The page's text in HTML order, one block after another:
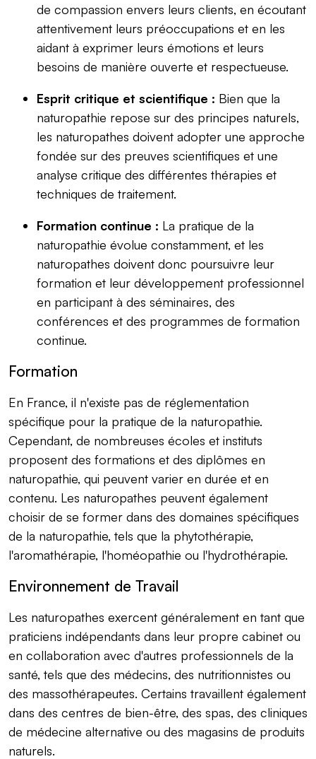
de compassion envers leurs clients, en écoutant
attentivement leurs préoccupations et en les
aidant à exprimer leurs émotions et leurs
besoins de manière ouverte et respectueuse.
Esprit critique et scientifique : Bien que la
naturopathie repose sur des principes naturels,
les naturopathes doivent adopter une approche
fondée sur des preuves scientifiques et une
analyse critique des différentes thérapies et
techniques de traitement.
Formation continue : La pratique de la
naturopathie évolue constamment, et les
naturopathes doivent donc poursuivre leur
formation et leur développement professionnel
en participant à des séminaires, des
conférences et des programmes de formation
continue.
Formation
En France, il n'existe pas de réglementation
spécifique pour la pratique de la naturopathie.
Cependant, de nombreuses écoles et instituts
proposent des formations et des diplômes en
naturopathie, qui peuvent varier en durée et en
contenu. Les naturopathes peuvent également
choisir de se former dans des domaines spécifiques
de la naturopathie, tels que la phytothérapie,
l'aromathérapie, l'homéopathie ou l'hydrothérapie.
Environnement de Travail
Les naturopathes exercent généralement en tant que
praticiens indépendants dans leur propre cabinet ou
en collaboration avec d'autres professionnels de la
santé, tels que des médecins, des nutritionnistes ou
des massothérapeutes. Certains travaillent également
dans des centres de bien-être, des spas, des cliniques
de médecine alternative ou des magasins de produits
naturels.